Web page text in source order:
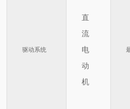
驱动系统
直
流
电
动
机